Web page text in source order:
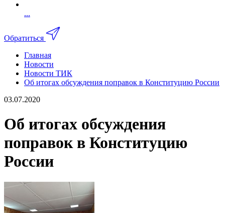
...
Обратиться
Главная
Новости
Новости ТИК
Об итогах обсуждения поправок в Конституцию России
03.07.2020
Об итогах обсуждения
поправок в Конституцию
России